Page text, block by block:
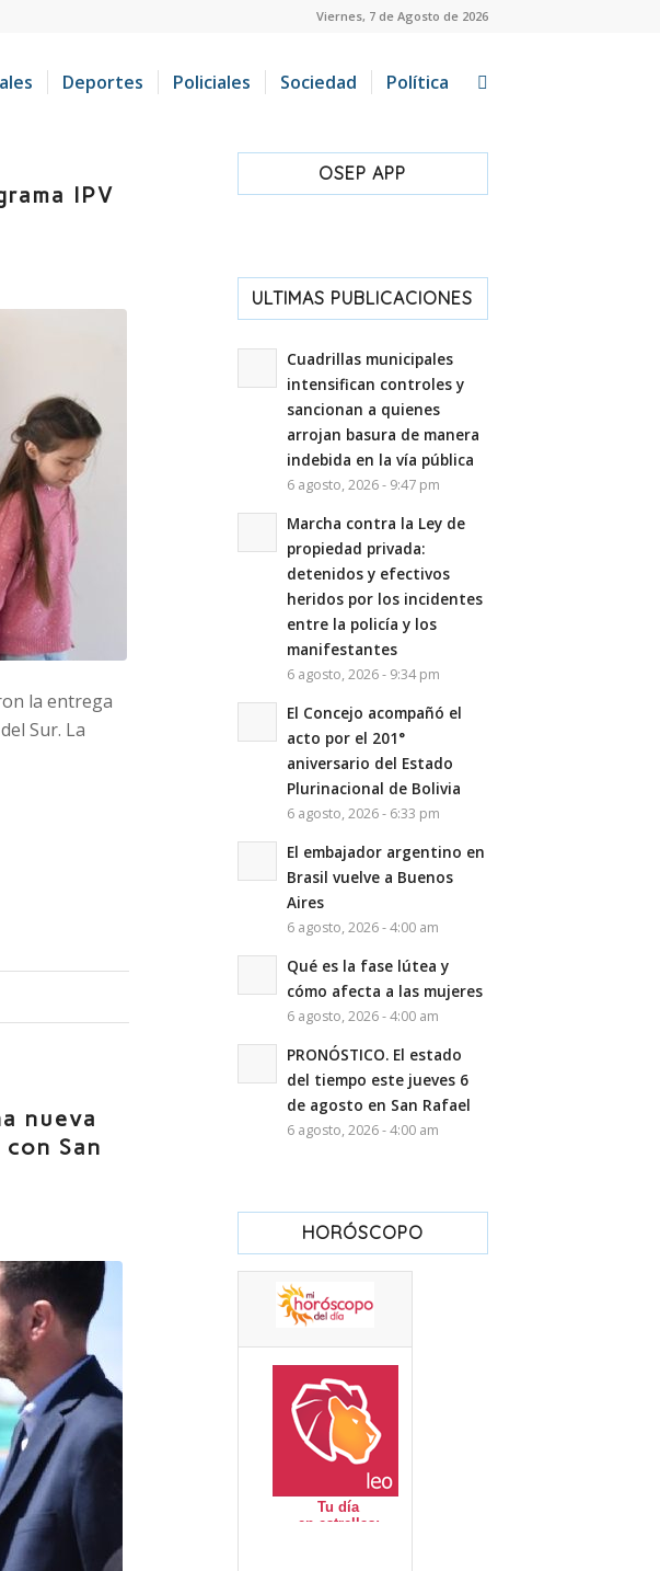
Viernes, 7 de Agosto de 2026
Deportes Policiales Sociedad Política
IPV
la entrega
Sur. La
nueva
San
OSEP APP
ULTIMAS PUBLICACIONES
Cuadrillas municipales
intensifican controles y
sancionan a quienes
arrojan basura de manera
indebida en la vía pública
6 agosto, 2026 - 9:47 pm
Marcha contra la Ley de
propiedad privada:
detenidos y efectivos
heridos por los incidentes
entre la policía y los
manifestantes
6 agosto, 2026 - 9:34 pm
El Concejo acompañó el
acto por el 201°
aniversario del Estado
Plurinacional de Bolivia
6 agosto, 2026 - 6:33 pm
El embajador argentino en
Brasil vuelve a Buenos
Aires
6 agosto, 2026 - 4:00 am
Qué es la fase lútea y
cómo afecta a las mujeres
6 agosto, 2026 - 4:00 am
PRONÓSTICO. El estado
del tiempo este jueves 6
de agosto en San Rafael
6 agosto, 2026 - 4:00 am
HORÓSCOPO